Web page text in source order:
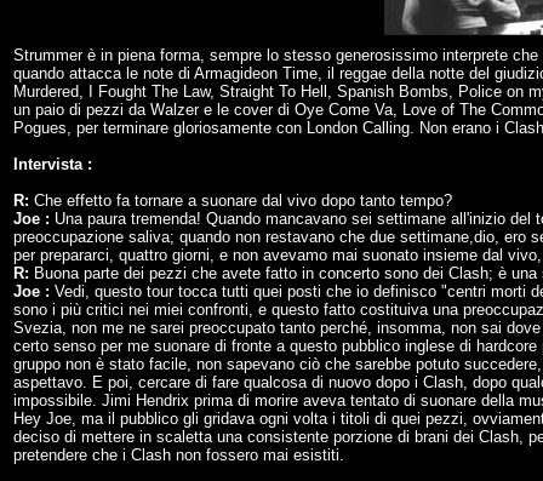
Strummer è in piena forma, sempre lo stesso generosissimo interprete
quando attacca le note di Armagideon Time, il reggae della notte del
Murdered, I Fought The Law, Straight To Hell, Spanish Bombs, Police on
un paio di pezzi da Walzer e le cover di Oye Come Va, Love of The
Pogues, per terminare gloriosamente con London Calling. Non erano i
Intervista :
R: Che effetto fa tornare a suonare dal vivo dopo tanto tempo?
Joe : Una paura tremenda! Quando mancavano sei settimane all'inizio
preoccupazione saliva; quando non restavano che due settimane,dio, ero
per prepararci, quattro giorni, e non avevamo mai suonato insieme dal
R: Buona parte dei pezzi che avete fatto in concerto sono dei Clash; è
Joe : Vedi, questo tour tocca tutti quei posti che io definisco "centri morti
sono i più critici nei miei confronti, e questo fatto costituiva una
Svezia, non me ne sarei preoccupato tanto perché, insomma, non sai
certo senso per me suonare di fronte a questo pubblico inglese di
gruppo non è stato facile, non sapevano ciò che sarebbe potuto
aspettavo. E poi, cercare di fare qualcosa di nuovo dopo i Clash, dopo
impossibile. Jimi Hendrix prima di morire aveva tentato di suonare della
Hey Joe, ma il pubblico gli gridava ogni volta i titoli di quei pezzi,
deciso di mettere in scaletta una consistente porzione di brani dei Clash,
pretendere che i Clash non fossero mai esistiti.